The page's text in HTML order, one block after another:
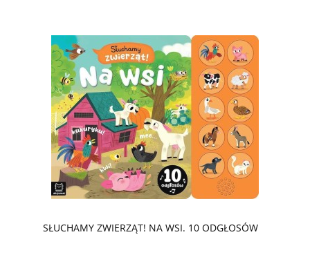
SŁUCHAMY ZWIERZĄT! NA WSI. 10 ODGŁOSÓW